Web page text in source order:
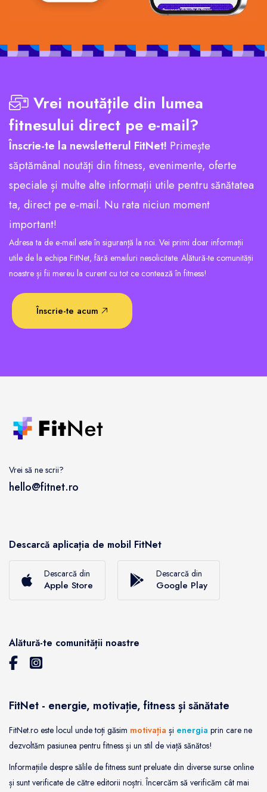
Vrei noutățile din lumea
fitnesului direct pe e-mail?
Înscrie-te la newsletterul FitNet! Primește
săptămânal noutăți din fitness, evenimente, oferte
speciale și multe alte informații utile pentru sănătatea
ta, direct pe e-mail. Nu rata niciun moment
important!
Adresa ta de e-mail este în siguranță la noi. Vei primi doar informații
utile de la echipa FitNet, fără emailuri nesolicitate. Alătură-te comunității
noastre și fii mereu la curent cu tot ce contează în fitness!
Înscrie-te acum
Vrei să ne scrii?
hello@fitnet.ro
Descarcă aplicația de mobil FitNet
Descarcă din
Apple Store
Descarcă din
Google Play
Alătură-te comunității noastre
FitNet - energie, motivație, fitness și sănătate
FitNet.ro este locul unde toți găsim motivația și energia prin care ne
dezvoltăm pasiunea pentru fitness și un stil de viață sănătos!
Informațiile despre sălile de fitness sunt preluate din diverse surse online
și sunt verificate de către editorii noștri. Încercăm să verificăm cât mai